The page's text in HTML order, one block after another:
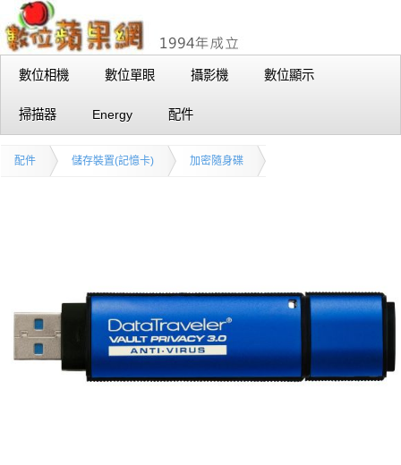
數位相機 數位單眼 攝影機 數位顯示
掃描器 Energy 配件
配件 儲存裝置(記憶卡) 加密隨身碟